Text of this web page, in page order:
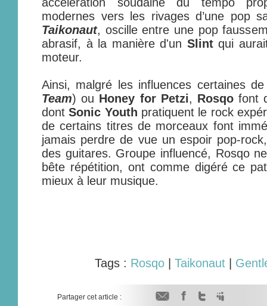
modernes vers les rivages d’une pop
Taikonaut, oscille entre une pop
abrasif, à la manière d'un Slintqui
moteur.
Ainsi, malgré les influences certaines
Team) ou Honey for Petzi, Rosqofont
dontSonic Youth pratiquent le rock
de certains titres de morceaux font
jamais perdre de vue un espoir pop-
des guitares. Groupe influencé, Rosqo
bête répétition, ont comme digéré ce
mieux à leur musique.
Tags : Rosqo| Taikonaut|
Partager cet article :